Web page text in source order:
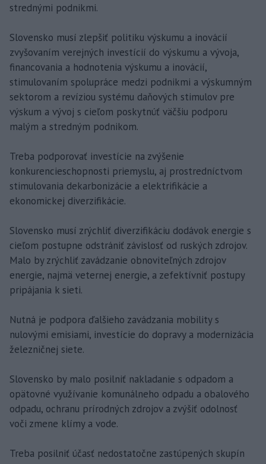
strednými podnikmi.
Slovensko musí zlepšiť politiku výskumu a inovácií
zvyšovaním verejných investícií do výskumu a vývoja,
financovania a hodnotenia výskumu a inovácií,
stimulovaním spolupráce medzi podnikmi a výskumným
sektorom a revíziou systému daňových stimulov pre
výskum a vývoj s cieľom poskytnúť väčšiu podporu
malým a stredným podnikom.
Treba podporovať investície na zvýšenie
konkurencieschopnosti priemyslu, aj prostredníctvom
stimulovania dekarbonizácie a elektrifikácie a
ekonomickej diverzifikácie.
Slovensko musí zrýchliť diverzifikáciu dodávok energie s
cieľom postupne odstrániť závislosť od ruských zdrojov.
Malo by zrýchliť zavádzanie obnoviteľných zdrojov
energie, najmä veternej energie, a zefektívniť postupy
pripájania k sieti.
Nutná je podpora ďalšieho zavádzania mobility s
nulovými emisiami, investície do dopravy a modernizácia
železničnej siete.
Slovensko by malo posilniť nakladanie s odpadom a
opätovné využívanie komunálneho odpadu a obalového
odpadu, ochranu prírodných zdrojov a zvýšiť odolnosť
voči zmene klímy a vode.
Treba posilniť účasť nedostatočne zastúpených skupín